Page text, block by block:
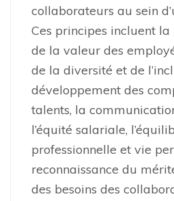
collaborateurs au sein
Ces principes incluent la
de la valeur des
de la diversité et de
développement des
talents, la
l’équité salariale,
professionnelle et vie
reconnaissance du
des besoins des